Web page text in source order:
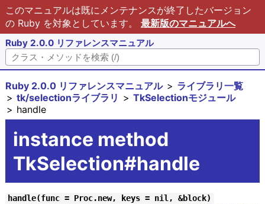
このマニュアルは既にメンテナンスが終了したバージョン
の Ruby を対象としています。 最新版のマニュアルへ
Ruby 2.0.0 リファレンスマニュアル
Ruby 2.0.0 リファレンスマニュアル
ライブラリ一覧
tk/selectionライブラリ
TkSelectionモジュール
handle
instance method
TkSelection#handle
handle(func = Proc.new, keys = nil, &block)